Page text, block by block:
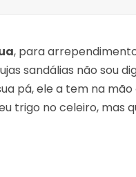
, para
sandálias não sou
pá, ele a tem na
trigo no celeiro, mas